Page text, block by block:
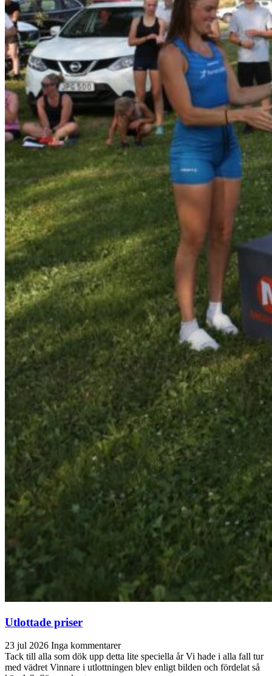
Utlottade priser
23 jul 2026 Inga kommentarer
Tack till alla som dök upp detta lite speciella år Vi hade i alla fall tur
med vädret Vinnare i utlottningen blev enligt bilden och fördelat så